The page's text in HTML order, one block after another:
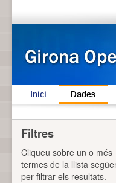
Inici Dades
Filtres
Cliqueu sobre un o més
termes de la llista
per filtrar els resultats.